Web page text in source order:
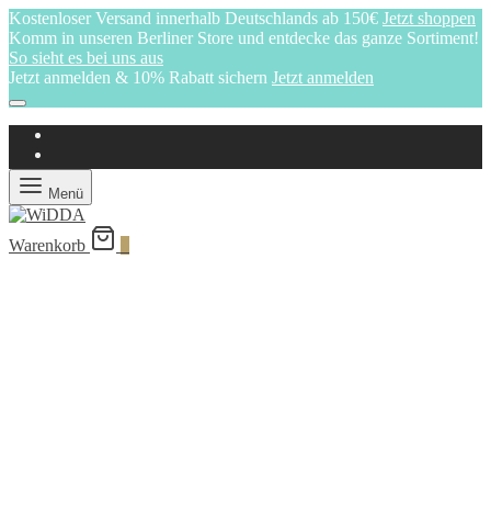
Kostenloser Versand innerhalb Deutschlands ab 150€ Jetzt shoppen
Komm in unseren Berliner Store und entdecke das ganze Sortiment!
So sieht es bei uns aus
Jetzt anmelden & 10% Rabatt sichern Jetzt anmelden
Menü
Warenkorb